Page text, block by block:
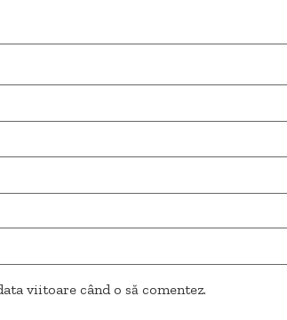
viitoare când o să comentez.